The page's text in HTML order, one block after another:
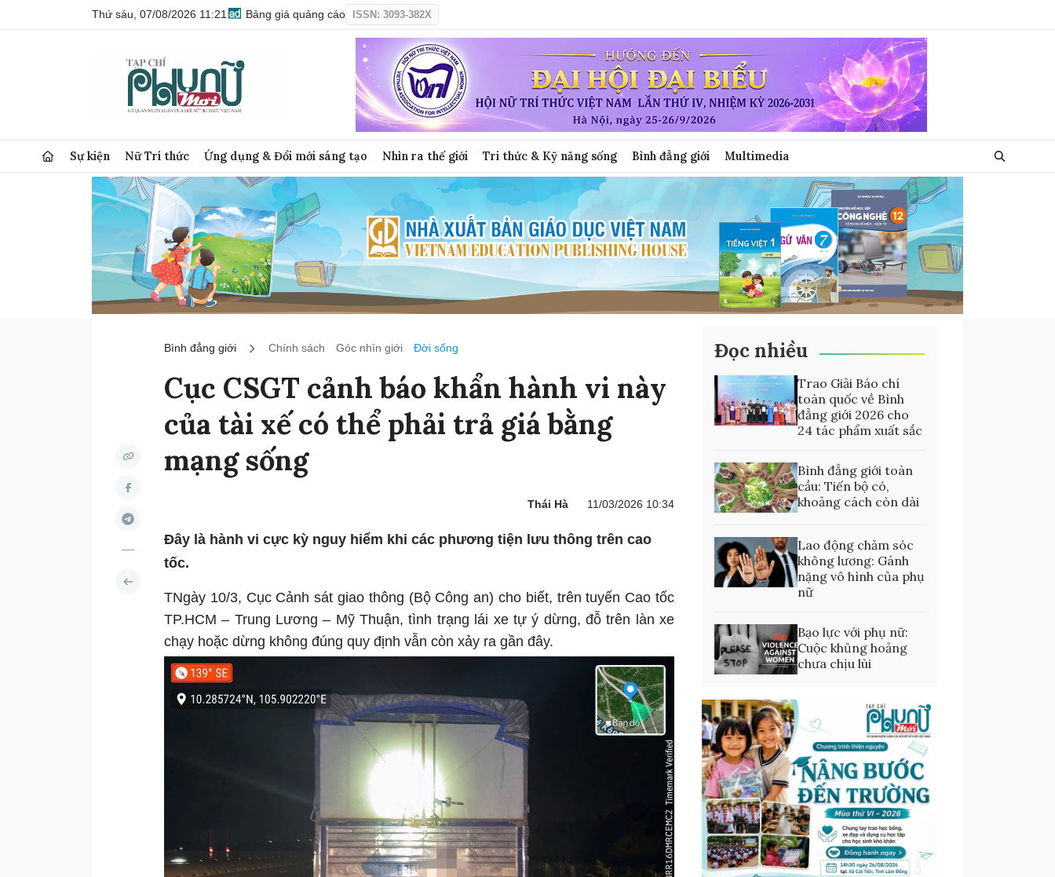
Thứ sáu, 07/08/2026 11:21 Bảng giá quảng cáo ISSN: 3093-382X
Sự kiện Nữ Trí thức Ứng dụng & Đổi mới sáng tạo Nhìn ra thế giới Tri thức & Kỹ năng sống Bình đẳng giới Multimedia
Bình đẳng giới Chính sách Góc nhìn giới Đời sống
Cục CSGT cảnh báo khẩn hành vi này
của tài xế có thể phải trả giá bằng
mạng sống
Thái Hà 11/03/2026 10:34
Đây là hành vi cực kỳ nguy hiểm khi các phương tiện lưu thông trên cao
tốc.
TNgày 10/3, Cục Cảnh sát giao thông (Bộ Công an) cho biết, trên tuyến Cao tốc
TP.HCM – Trung Lương – Mỹ Thuận, tình trạng lái xe tự ý dừng, đỗ trên làn xe
chạy hoặc dừng không đúng quy định vẫn còn xảy ra gần đây.
Đọc nhiều
Trao Giải Báo chí
toàn quốc về Bình
đẳng giới 2026 cho
24 tác phẩm xuất sắc
Bình đẳng giới toàn
cầu: Tiến bộ có,
khoảng cách còn dài
Lao động chăm sóc
không lương: Gánh
nặng vô hình của phụ
nữ
Bạo lực với phụ nữ:
Cuộc khủng hoảng
chưa chịu lùi